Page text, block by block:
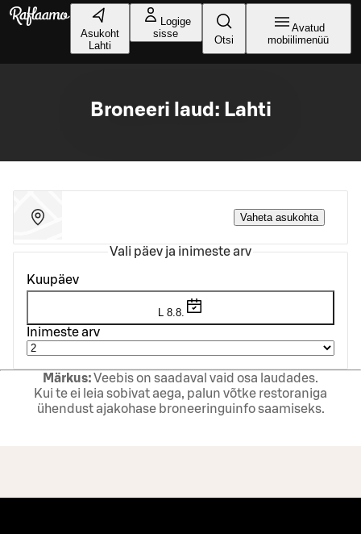
Liigu peamise sisu juurde
Asukoht
Lahti
Logige
sisse
Otsi
Avatud
mobiilimenüü
Broneeri laud: Lahti
Vaheta asukohta
Vali päev ja inimeste arv
Kuupäev
L 8.8.
Inimeste arv
Märkus:Veebis on saadaval vaid osa laudades.
Kui te ei leia sobivat aega, palun võtke restoraniga
ühendust ajakohase broneeringuinfo saamiseks.